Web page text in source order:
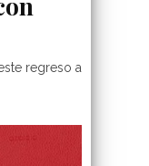
regreso a